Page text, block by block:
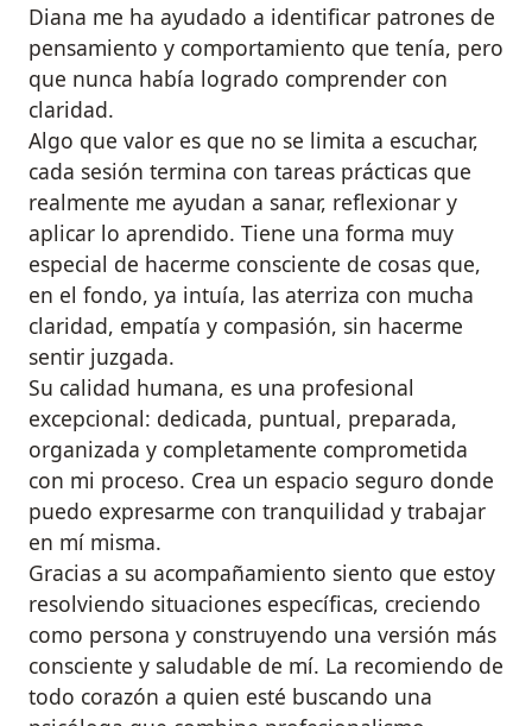
Diana me ha ayudado a identificar patrones de
pensamiento y comportamiento que tenía, pero
que nunca había logrado comprender con
claridad.
Algo que valor es que no se limita a escuchar,
cada sesión termina con tareas prácticas que
realmente me ayudan a sanar, reflexionar y
aplicar lo aprendido. Tiene una forma muy
especial de hacerme consciente de cosas que,
en el fondo, ya intuía, las aterriza con mucha
claridad, empatía y compasión, sin hacerme
sentir juzgada.
Su calidad humana, es una profesional
excepcional: dedicada, puntual, preparada,
organizada y completamente comprometida
con mi proceso. Crea un espacio seguro donde
puedo expresarme con tranquilidad y trabajar
en mí misma.
Gracias a su acompañamiento siento que estoy
resolviendo situaciones específicas, creciendo
como persona y construyendo una versión más
consciente y saludable de mí. La recomiendo de
todo corazón a quien esté buscando una